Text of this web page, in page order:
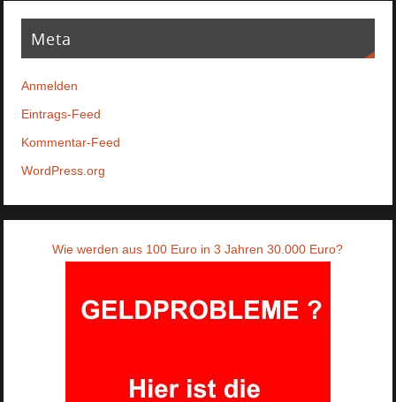
Meta
Anmelden
Eintrags-Feed
Kommentar-Feed
WordPress.org
Wie werden aus 100 Euro in 3 Jahren 30.000 Euro?